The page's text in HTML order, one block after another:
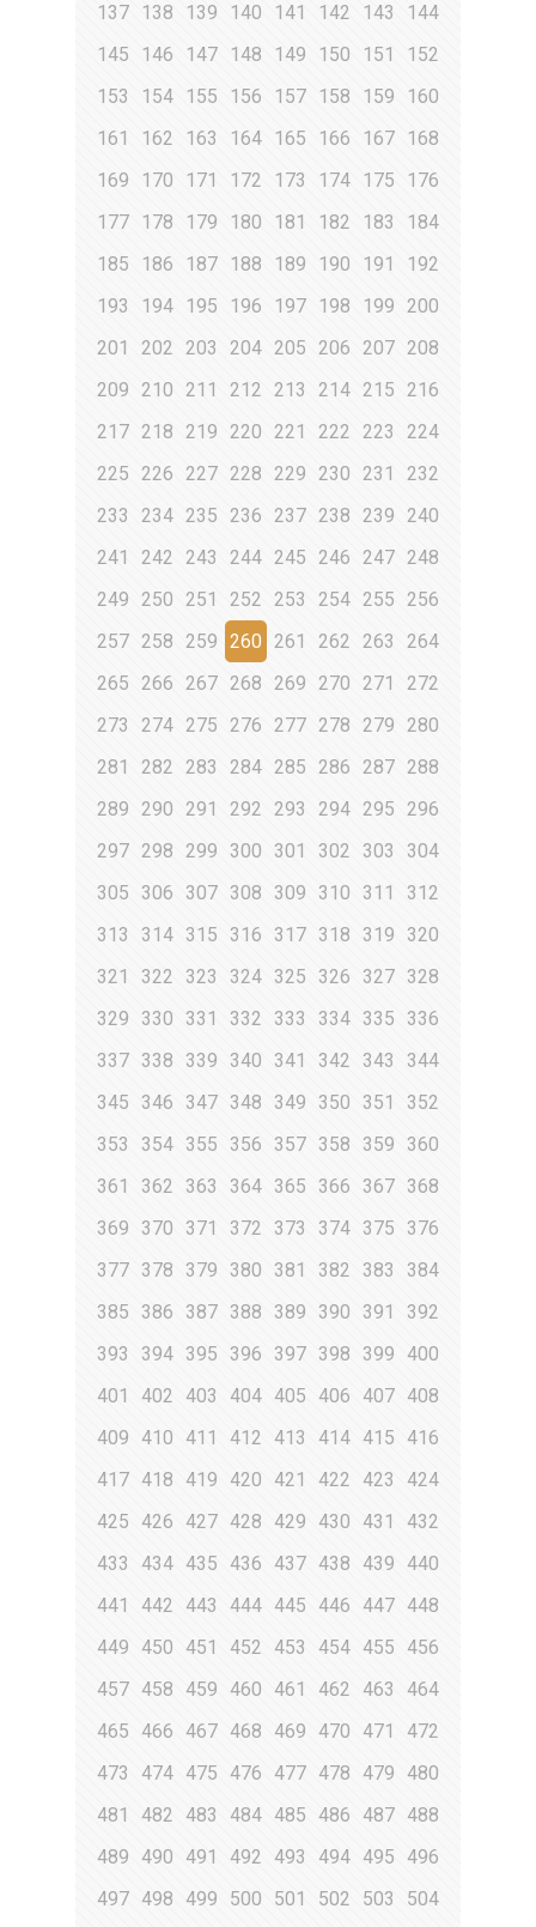
137 138 139 140 141 142 143
144
145
146 147 148 149 150 151
152
153
154 155 156 157 158 159
160
161
162 163 164 165 166 167 168
169
170 171 172 173 174 175
176
177 178 179 180 181 182 183
184
185
186 187 188 189 190 191
192
193
194 195 196 197 198 199 200
201
202 203 204 205 206 207 208
209 210 211 212 213 214 215 216
217 218 219 220 221 222 223
224
225 226 227 228 229 230 231
232
233
234 235 236 237 238 239 240
241
242 243 244 245 246 247 248
249 250 251 252 253 254 255 256
257 258 259 260 261 262 263
264
265 266 267 268 269 270 271
272
273
274 275 276 277 278 279 280
281
282 283 284 285 286 287 288
289 290 291 292 293 294 295 296
297 298 299 300 301 302 303
304
305
306 307 308 309 310 311
312
313
314 315 316 317 318 319
320
321
322 323 324 325 326 327 328
329
330 331 332 333 334 335
336
337 338 339 340 341 342 343
344
345
346 347 348 349 350 351
352
353
354 355 356 357 358 359 360
361
362 363 364 365 366 367 368
369
370 371 372 373 374 375 376
377 378 379 380 381 382 383
384
385
386 387 388 389 390 391
392
393
394 395 396 397 398 399
400
401
402 403 404 405 406 407 408
409
410 411 412 413 414 415
416
417 418 419 420 421 422 423
424
425
426 427 428 429 430 431
432
433
434 435 436 437 438 439
440
441
442 443 444 445 446 447 448
449
450 451 452 453 454 455
456
457 458 459 460 461 462 463
464
465
466 467 468 469 470 471
472
473
474 475 476 477 478 479
480
481
482 483 484 485 486 487 488
489
490 491 492 493 494 495
496
497 498 499 500 501 502 503 504